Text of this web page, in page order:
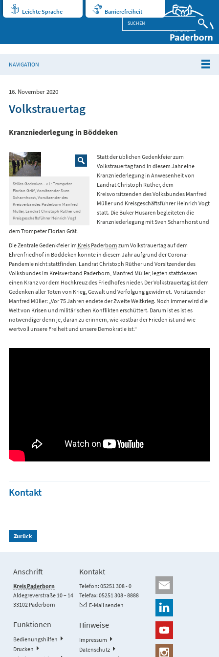
Leichte Sprache Barrierefreiheit
NAVIGATION
16. November 2020
Volkstrauertag
Kranzniederlegung in Böddeken
Stilles Gedenken - v.l.: Trompeter
Florian Gräf, Vorsitzender Sven
Scharnhorst, Vorsitzender des
Kreisverbandes Paderborn Manfred
Müller, Landrat Christoph Rüther und
Kreisgeschäftsführer Heinrich Vogt
Statt der üblichen Gedenkfeier zum
Volkstrauertag fand in diesem Jahr eine
Kranzniederlegung in Anwesenheit von
Landrat Christoph Rüther, dem
Kreisvorsitzenden des Volksbundes Manfred
Müller und Kreisgeschäftsführer Heinrich Vogt
statt. Die Buker Husaren begleiteten die
Kranzniederlegung mit Sven Scharnhorst und
dem Trompeter Florian Gräf.
Die Zentrale Gedenkfeier im Kreis Paderborn zum Volkstrauertag auf dem
Ehrenfriedhof in Böddeken konnte in diesem Jahr aufgrund der Corona-
Pandemie nicht stattfinden. Landrat Christoph Rüther und Vorsitzender des
Volksbundes im Kreisverband Paderborn, Manfred Müller, legten stattdessen
einen Kranz vor dem Hochkreuz des Friedhofes nieder. Der Volkstrauertag ist dem
Gedenken aller Toten von Krieg, Gewalt und Verfolgung gewidmet. Vorsitzender
Manfred Müller: „Vor 75 Jahren endete der Zweite Weltkrieg. Noch immer wird die
Welt von Krisen und militärischen Konflikten erschüttert. Darum ist es ist es
notwendiger denn je, daran zu erinnern, wie kostbar der Frieden ist und wie
wertvoll unsere Freiheit und unsere Demokratie ist.“
Kontakt
Zurück
Anschrift
Kreis Paderborn
Aldegreverstraße 10 – 14
33102 Paderborn
Kontakt
Telefon: 05251 308 - 0
Telefax: 05251 308 - 8888
E-Mail senden
Funktionen
Bedienungshilfen
Drucken
Hinweise
Impressum
Datenschutz